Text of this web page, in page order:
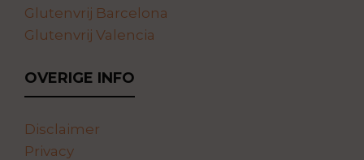
Glutenvrij Barcelona
Glutenvrij Valencia
OVERIGE INFO
Disclaimer
Privacy